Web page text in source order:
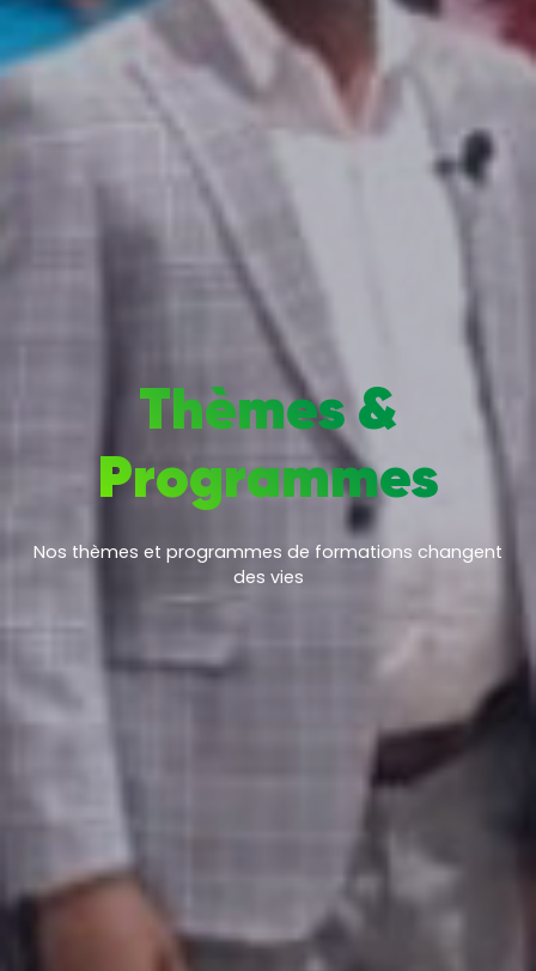
Thèmes &
Programmes
Nos thèmes et programmes de formations changent
des vies